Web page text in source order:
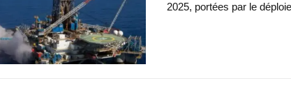
2025, portées par le